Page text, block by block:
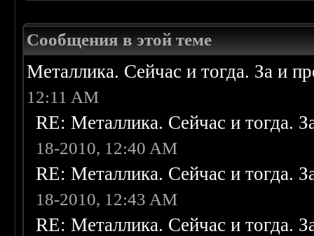
Сообщения в этой теме
Металлика. Сейчас и тогда. За и
12:11 AM
RE: Металлика. Сейчас и тогда.
18-2010, 12:40 AM
RE: Металлика. Сейчас и тогда.
18-2010, 12:43 AM
RE: Металлика. Сейчас и тогда.